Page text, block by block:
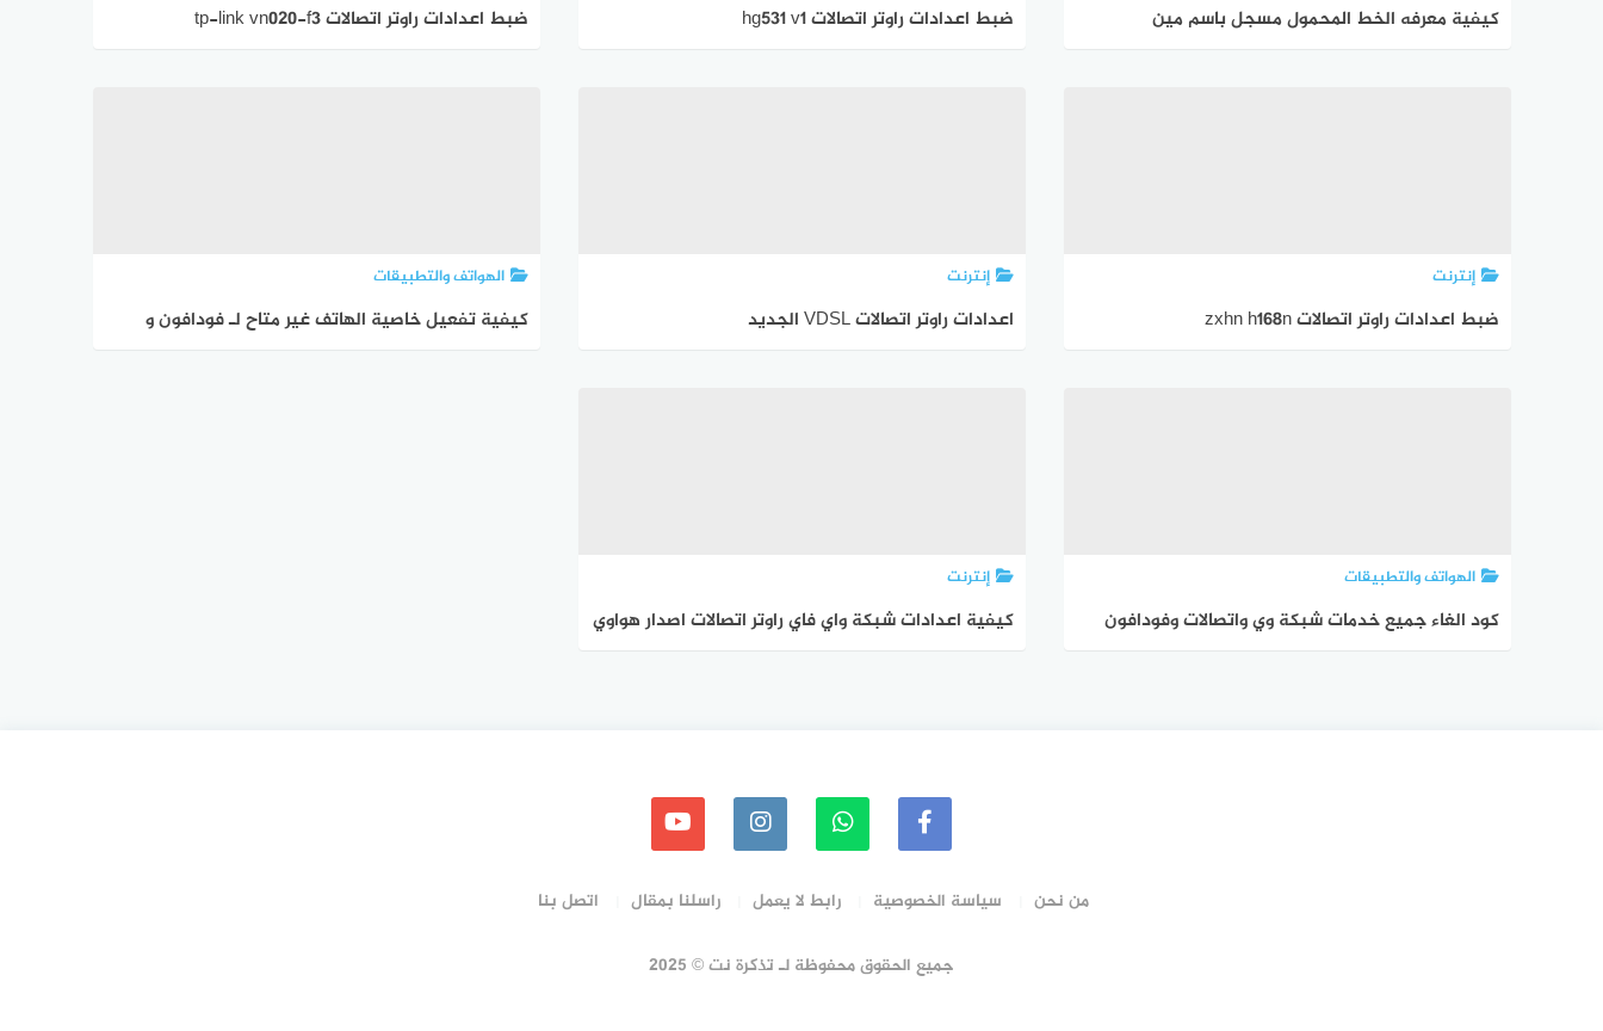
كيفية معرفه الخط المحمول مسجل باسم مين ضبط اعدادات راوتر اتصالات hg531 v1 ضبط اعدادات راوتر اتصالات tp-link vn020-f3
إنترنت
ضبط اعدادات راوتر اتصالات zxhn h168n
إنترنت
اعدادات راوتر اتصالات VDSL الجديد
الهواتف والتطبيقات
كيفية تفعيل خاصية الهاتف غير متاح لـ فودافون و
الهواتف والتطبيقات
كود الغاء جميع خدمات شبكة وي واتصالات وفودافون
إنترنت
كيفية اعدادات شبكة واي فاي راوتر اتصالات اصدار هواوي
من نحن سياسة الخصوصية رابط لا يعمل راسلنا بمقال اتصل بنا
جميع الحقوق محفوظة لـ تذكرة نت © 2025